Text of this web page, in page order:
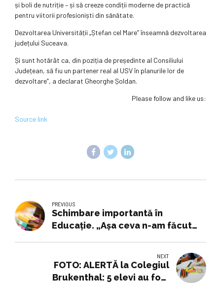
și boli de nutriție – și să creeze condiții moderne de practică
pentru viitorii profesioniști din sănătate.
Dezvoltarea Universității „Ștefan cel Mare” înseamnă dezvoltarea
județului Suceava.
Și sunt hotărât ca, din poziția de președinte al Consiliului
Județean, să fiu un partener real al USV în planurile lor de
dezvoltare”, a declarat Gheorghe Șoldan.
Please follow and like us:
Source link
PREVIOUS
Schimbare importantă în
Educație. „Așa ceva n-am făcut
NEXT
FOTO: ALERTĂ la Colegiul
Brukenthal: 5 elevi au fost